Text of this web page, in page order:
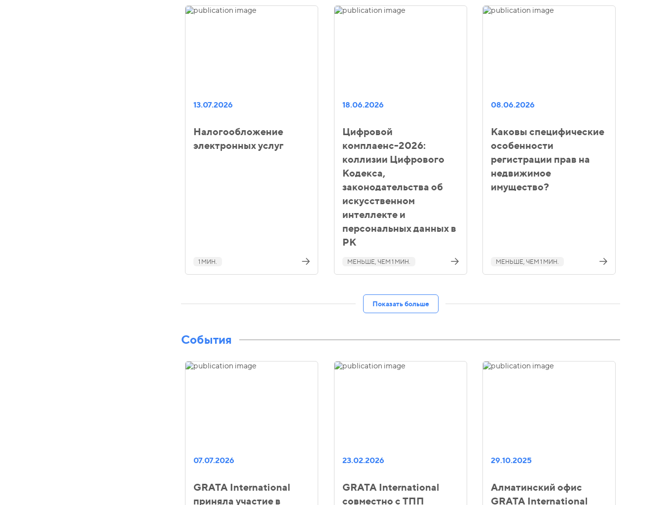
13.07.2026
Налогообложение
электронных услуг
1 МИН.
18.06.2026
Цифровой
комплаенс-2026:
коллизии Цифрового
Кодекса,
законодательства об
искусственном
интеллекте и
персональных данных в
РК
МЕНЬШЕ, ЧЕМ 1 МИН.
08.06.2026
Каковы специфические
особенности
регистрации прав на
недвижимое
имущество?
МЕНЬШЕ, ЧЕМ 1 МИН.
Показать больше
События
07.07.2026
GRATA International
приняла участие в
23.02.2026
GRATA International
совместно с ТПП
29.10.2025
Алматинский офис
GRATA International